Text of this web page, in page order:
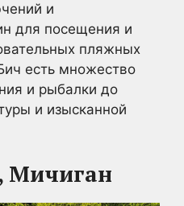
и
для посещения и
пляжных
есть множество
и рыбалки до
и изысканной
Мичиган